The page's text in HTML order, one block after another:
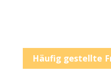
Häufig gestellte